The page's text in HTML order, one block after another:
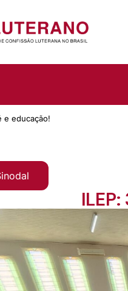
e educação!